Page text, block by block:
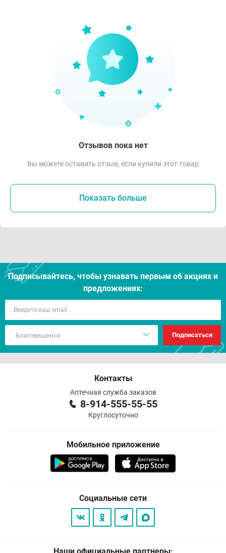
Отзывов пока нет
Вы можете оставить отзыв, если купили этот товар
Показать больше
Подписывайтесь, чтобы узнавать первым об акцияx и
предложениях:
Подписаться
Контакты
Аптечная служба заказов
8-914-555-55-55
Круглосуточно
Мобильное приложение
Социальные сети